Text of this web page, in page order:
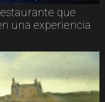
que
una experiencia